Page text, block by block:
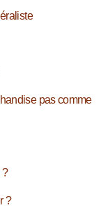
pas comme
?
?